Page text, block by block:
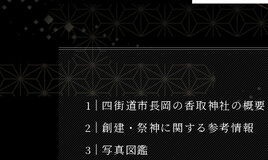
四街道市長岡の香取神社の概要
創建・祭神に関する参考情報
写真図鑑